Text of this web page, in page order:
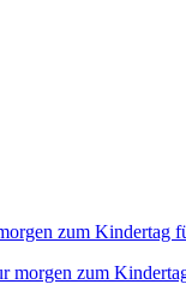
zum Kindertag
morgen zum